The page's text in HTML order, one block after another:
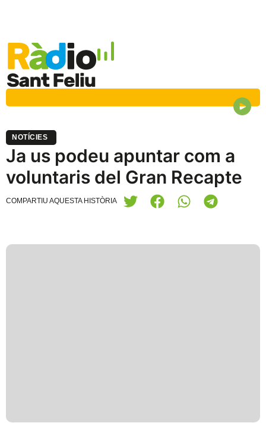
NOTÍCIES
Ja us podeu apuntar com a
voluntaris del Gran Recapte
COMPARTIU AQUESTA HISTÒRIA